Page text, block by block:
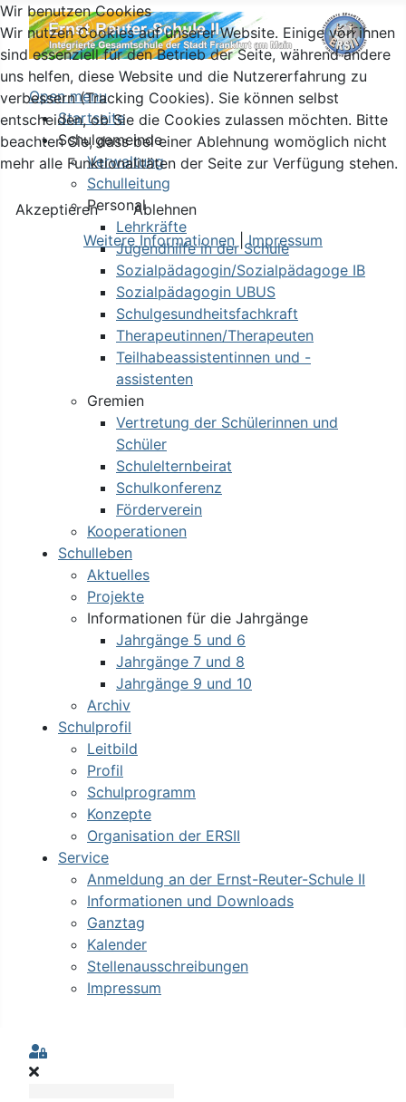
Open menu
Startseite
Schulgemeinde
Verwaltung
Schulleitung
Personal
Lehrkräfte
Jugendhilfe in der Schule
Sozialpädagogin/Sozialpädagoge IB
Sozialpädagogin UBUS
Schulgesundheitsfachkraft
Therapeutinnen/Therapeuten
Teilhabeassistentinnen und -
assistenten
Gremien
Vertretung der Schülerinnen und
Schüler
Schulelternbeirat
Schulkonferenz
Förderverein
Kooperationen
Schulleben
Aktuelles
Projekte
Informationen für die Jahrgänge
Jahrgänge 5 und 6
Jahrgänge 7 und 8
Jahrgänge 9 und 10
Archiv
Schulprofil
Leitbild
Profil
Schulprogramm
Konzepte
Organisation der ERSII
Service
Anmeldung an der Ernst-Reuter-Schule II
Informationen und Downloads
Ganztag
Kalender
Stellenausschreibungen
Impressum
Sign In
Wir benutzen Cookies
Wir nutzen Cookies auf unserer Website. Einige von ihnen
sind essenziell für den Betrieb der Seite, während andere
uns helfen, diese Website und die Nutzererfahrung zu
verbessern (Tracking Cookies). Sie können selbst
entscheiden, ob Sie die Cookies zulassen möchten. Bitte
beachten Sie, dass bei einer Ablehnung womöglich nicht
mehr alle Funktionalitäten der Seite zur Verfügung stehen.
Akzeptieren
Ablehnen
Weitere Informationen |Impressum